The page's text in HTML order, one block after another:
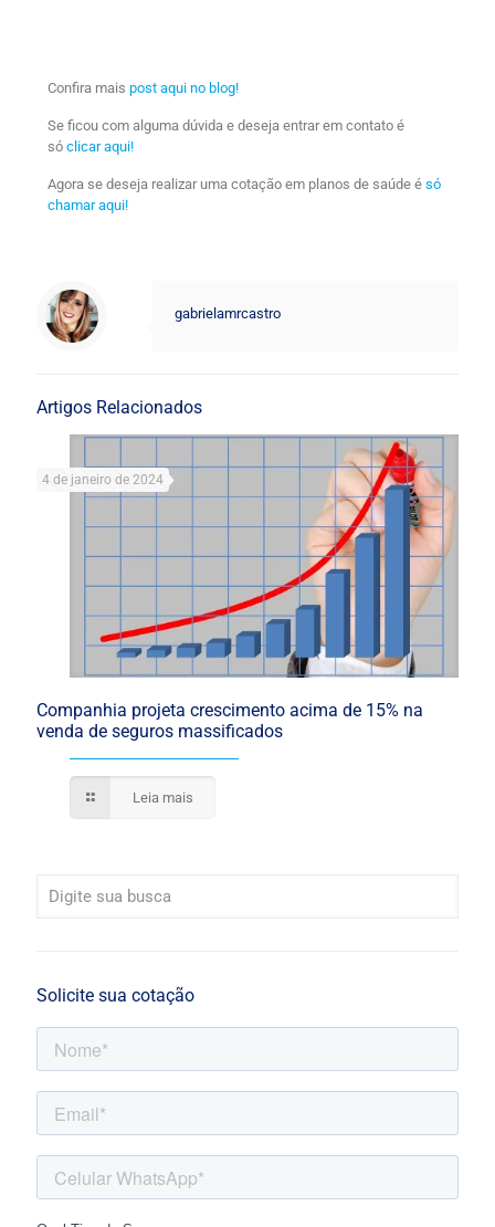
Confira mais post aqui no blog!
Se ficou com alguma dúvida e deseja entrar em contato é
só clicar aqui!
Agora se deseja realizar uma cotação em planos de saúde é só
chamar aqui!
gabrielamrcastro
Artigos Relacionados
4 de janeiro de 2024
Companhia projeta crescimento acima de 15% na
venda de seguros massificados
Leia mais
Solicite sua cotação